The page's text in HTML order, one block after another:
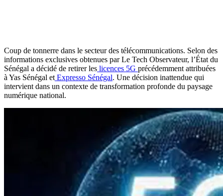
Coup de tonnerre dans le secteur des télécommunications. Selon des
informations exclusives obtenues par Le Tech Observateur, l’État du
Sénégal a décidé de retirer les licences 5G précédemment attribuées
à Yas Sénégal et Expresso Sénégal. Une décision inattendue qui
intervient dans un contexte de transformation profonde du paysage
numérique national.